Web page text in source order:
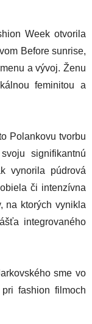
Week otvorila
Before sunrise,
a vývoj. Ženu
feminitou a
Polankovu tvorbu
signifikantnú
vynorila púdrová
či intenzívna
na ktorých vynikla
integrovaného
sme vo
fashion filmoch